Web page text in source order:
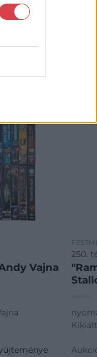
Vajna
250.